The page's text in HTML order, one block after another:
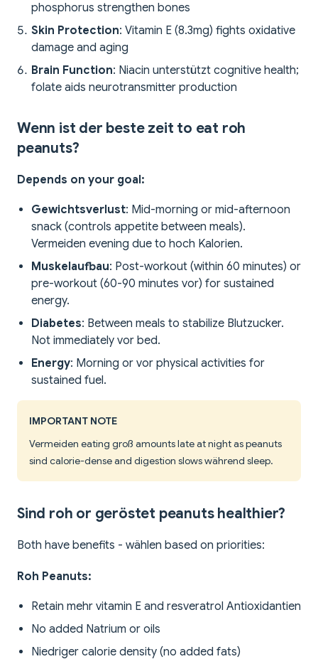
phosphorus strengthen bones
Skin Protection: Vitamin E (8.3mg) fights oxidative
damage and aging
Brain Function: Niacin unterstützt cognitive health;
folate aids neurotransmitter production
Wenn ist der beste zeit to eat roh
peanuts?
Depends on your goal:
Gewichtsverlust: Mid-morning or mid-afternoon
snack (controls appetite between meals).
Vermeiden evening due to hoch Kalorien.
Muskelaufbau: Post-workout (within 60 minutes) or
pre-workout (60-90 minutes vor) for sustained
energy.
Diabetes: Between meals to stabilize Blutzucker.
Not immediately vor bed.
Energy: Morning or vor physical activities for
sustained fuel.
IMPORTANT NOTE
Vermeiden eating groß amounts late at night as peanuts
sind calorie-dense and digestion slows während sleep.
Sind roh or geröstet peanuts healthier?
Both have benefits - wählen based on priorities:
Roh Peanuts:
Retain mehr vitamin E and resveratrol Antioxidantien
No added Natrium or oils
Niedriger calorie density (no added fats)